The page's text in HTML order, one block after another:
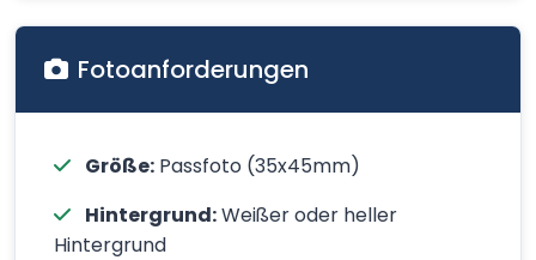
Fotoanforderungen
Größe: Passfoto (35x45mm)
Hintergrund:Weißer oder heller
Hintergrund